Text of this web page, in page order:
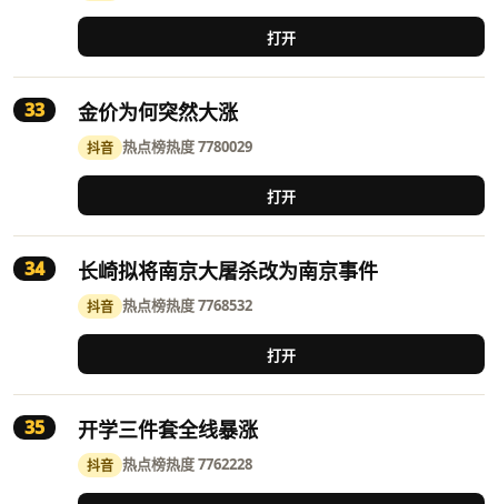
打开
33 金价为何突然大涨
抖音 热点榜热度 7780029
打开
34 长崎拟将南京大屠杀改为南京事件
抖音 热点榜热度 7768532
打开
35 开学三件套全线暴涨
抖音 热点榜热度 7762228